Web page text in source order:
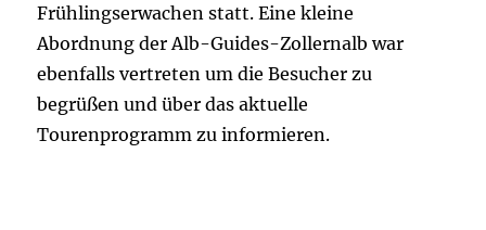
Frühlingserwachen statt. Eine kleine
Abordnung der Alb-Guides-Zollernalb war
ebenfalls vertreten um die Besucher zu
begrüßen und über das aktuelle
Tourenprogramm zu informieren.